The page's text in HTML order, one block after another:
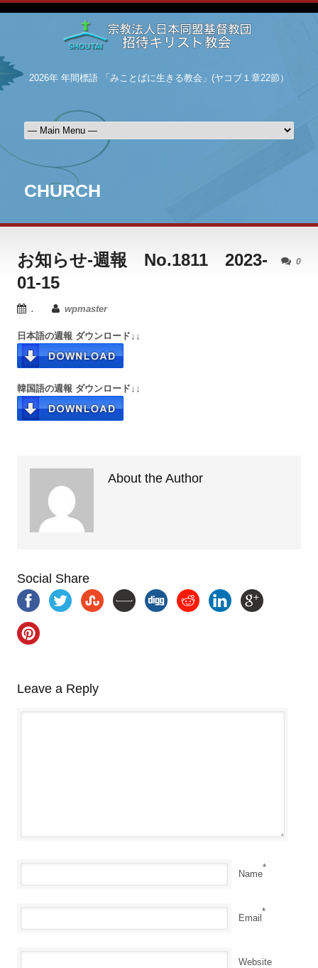
2026年 年間標語 「みことばに生きる教会」(ヤコブ１章22節）
CHURCH
0
お知らせ-週報 No.1811 2023-
01-15
. wpmaster
日本語の週報 ダウンロード↓↓
韓国語の週報 ダウンロード↓↓
About the Author
Social Share
Leave a Reply
Name
*
Email
*
Website